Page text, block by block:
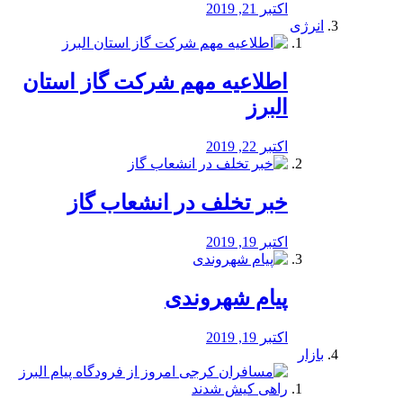
اکتبر 21, 2019
انرژی
️اطلاعیه مهم شرکت گاز استان
البرز
اکتبر 22, 2019
خبر تخلف در انشعاب گاز
اکتبر 19, 2019
پیام شهروندی
اکتبر 19, 2019
بازار